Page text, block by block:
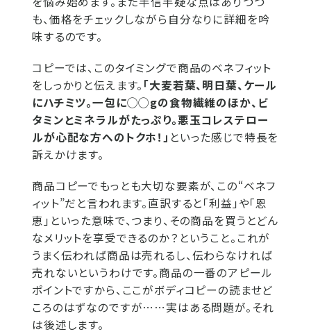
も、価格をチェックしながら自分なりに詳細を吟
味するのです。
コピーでは、このタイミングで商品のベネフィット
をしっかりと伝えます。 「大麦若葉、明日葉、ケール
にハチミツ。一包に◯◯gの食物繊維のほか、ビ
タミンとミネラルがたっぷり。悪玉コレステロー
ルが心配な方へのトクホ！」 といった感じで特長を
訴えかけます。
商品コピーでもっとも大切な要素が、この“ベネフ
ィット”だと言われます。直訳すると「利益」や「恩
恵」といった意味で、つまり、その商品を買うとどん
なメリットを享受できるのか？ということ。これが
うまく伝われば商品は売れるし、伝わらなければ
売れないというわけです。商品の一番のアピール
ポイントですから、ここがボディコピーの読ませど
ころのはずなのですが⋯⋯実はある問題が。それ
は後述します。